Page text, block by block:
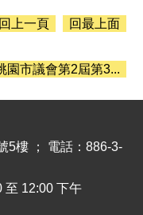
回上一頁 回最上面
園市議會第2屆第3...
5樓 ； 電話：886-3-
至 12:00 下午